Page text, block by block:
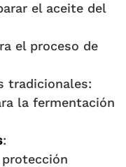
el aceite del
el proceso de
tradicionales:
la fermentación
:
protección